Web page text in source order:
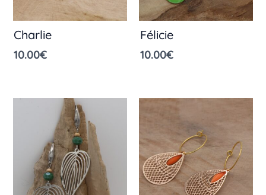
Charlie
10.00€
Félicie
10.00€